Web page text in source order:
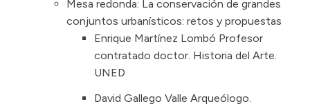
Mesa redonda: La conservación de grandes
conjuntos urbanísticos: retos y propuestas
Enrique Martínez Lombó Profesor
contratado doctor. Historia del Arte.
UNED
David Gallego Valle Arqueólogo.